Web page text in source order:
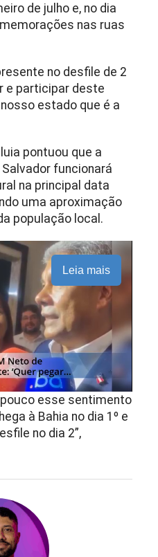
de julho e, no dia
nas ruas
no desfile de 2
e participar deste
estado que é a
pontuou que a
funcionará
na principal data
uma aproximação
população local.
Leia mais
pouco esse sentimento
à Bahia no dia 1º e
no dia 2”,